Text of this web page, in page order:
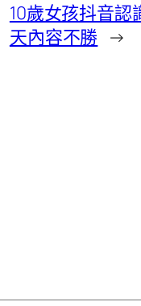
10歲女孩抖音認
天內容不勝 →